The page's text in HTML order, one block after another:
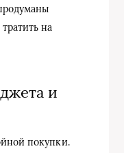
на
и
покупки.